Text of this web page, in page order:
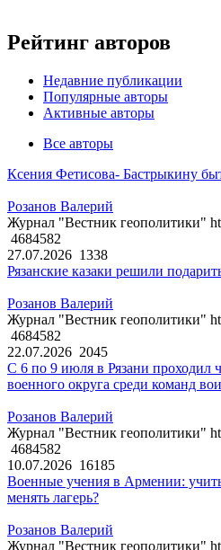
Рейтинг авторов
Недавние публикации
Популярные авторы
Активные авторы
Все авторы
Ксения Фетисова- Бастрыкину
Розанов Валерий
Журнал "Вестник геополитики"
4684582
27.07.2026 1338
Рязанские казаки решили
Розанов Валерий
Журнал "Вестник геополитики"
4684582
22.07.2026 2045
С 6 по 9 июля в Рязани проходил
военного округа среди команд
Розанов Валерий
Журнал "Вестник геополитики"
4684582
10.07.2026 16185
Военные учения в Армении:
менять лагерь?
Розанов Валерий
Журнал "Вестник геополитики"